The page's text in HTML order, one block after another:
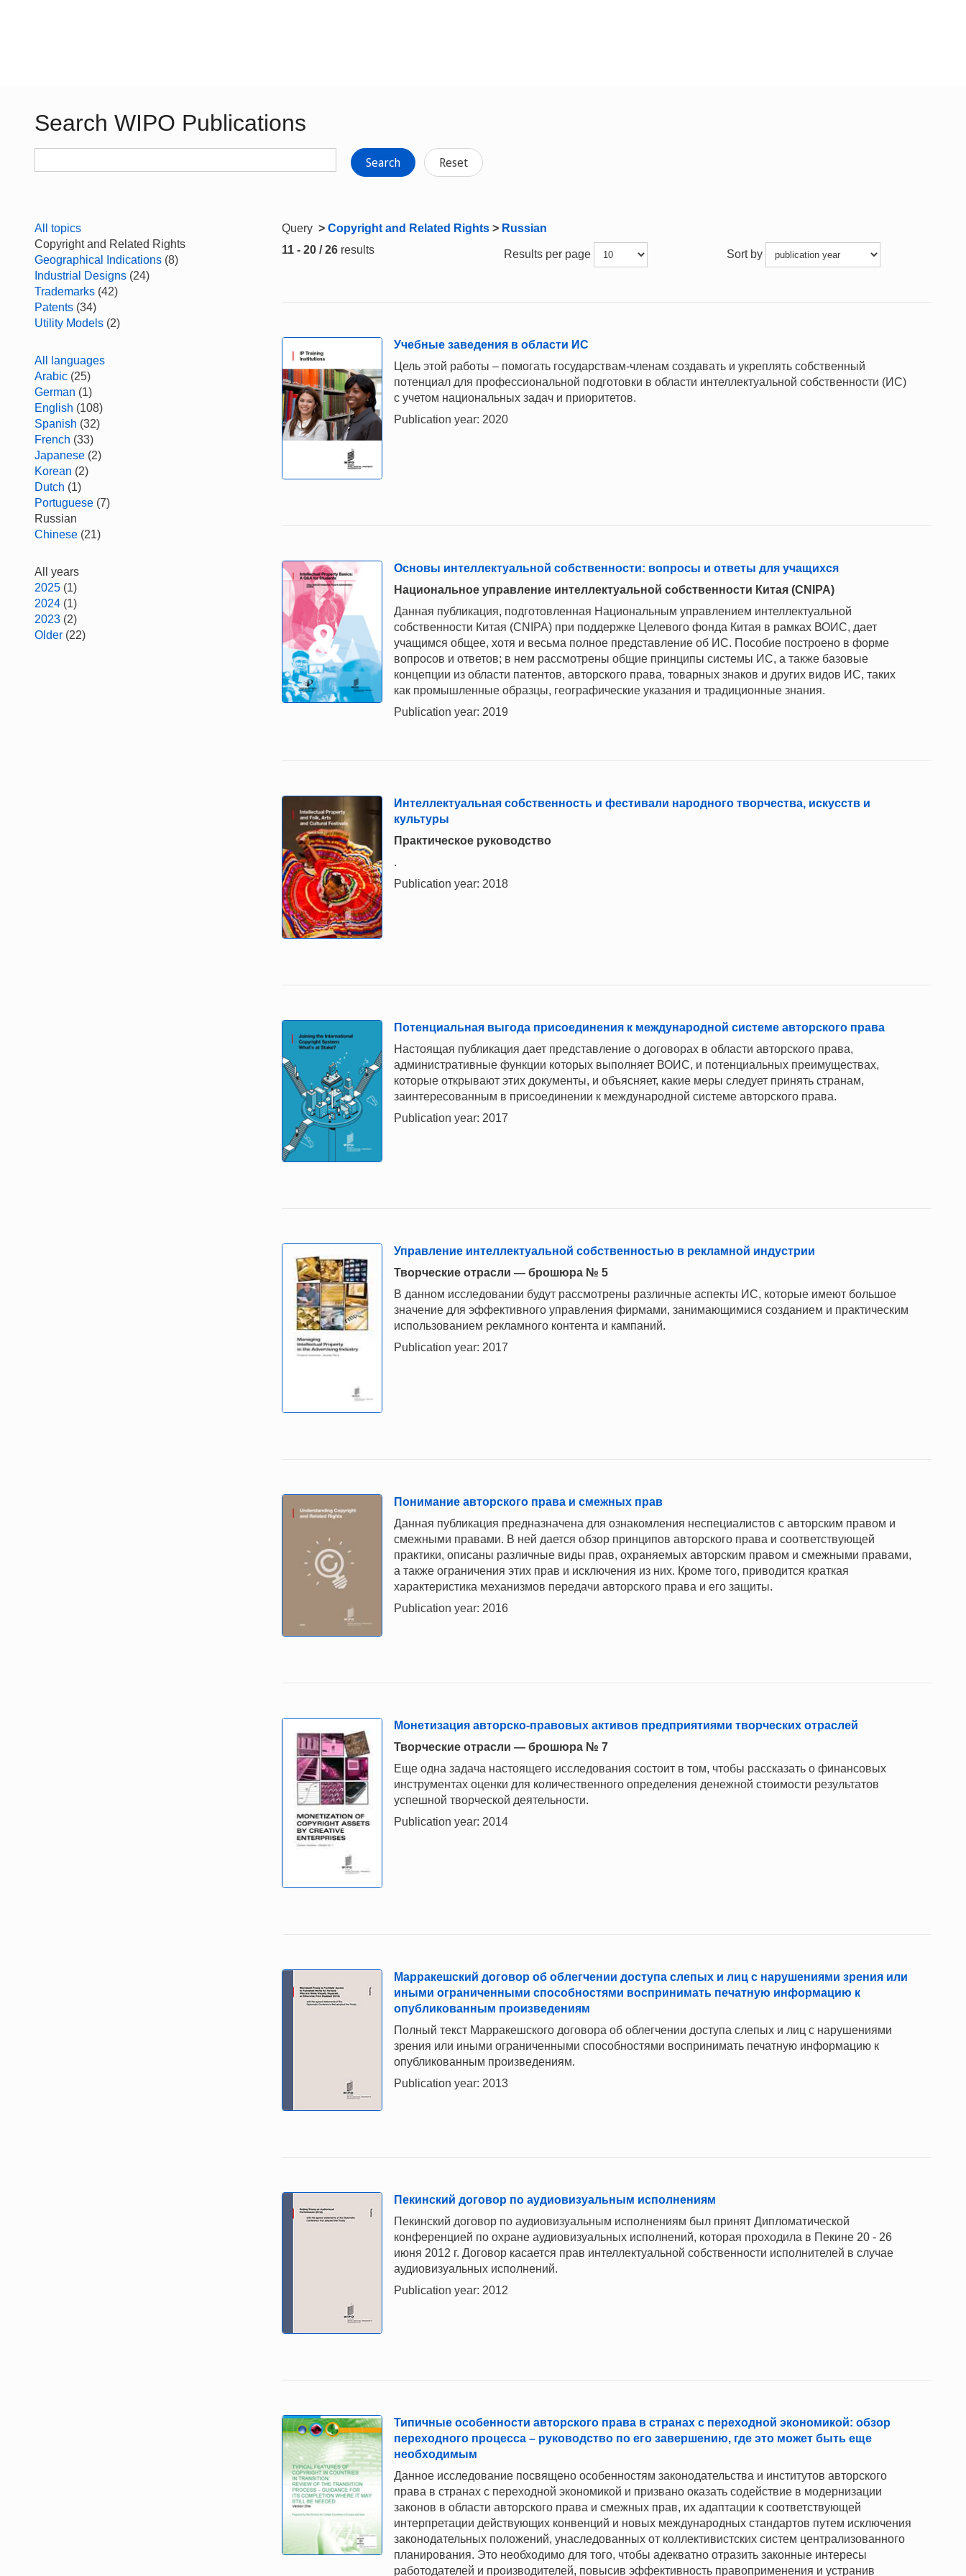
Search WIPO Publications
Search Reset
All topics
Copyright and Related Rights
Geographical Indications (8)
Industrial Designs (24)
Trademarks (42)
Patents (34)
Utility Models (2)
All languages
Arabic (25)
German (1)
English (108)
Spanish (32)
French (33)
Japanese (2)
Korean (2)
Dutch (1)
Portuguese (7)
Russian
Chinese (21)
All years
2025 (1)
2024 (1)
2023 (2)
Older (22)
Query > Copyright and Related Rights > Russian
11 - 20 / 26 results Results per page Sort by
Учебные заведения в области ИС
Цель этой работы – помогать государствам-членам создавать и укреплять собственный
потенциал для профессиональной подготовки в области интеллектуальной собственности (ИС)
с учетом национальных задач и приоритетов.
Publication year: 2020
Основы интеллектуальной собственности: вопросы и ответы для учащихся
Национальное управление интеллектуальной собственности Китая (CNIPA)
Данная публикация, подготовленная Национальным управлением интеллектуальной
собственности Китая (CNIPA) при поддержке Целевого фонда Китая в рамках ВОИС, дает
учащимся общее, хотя и весьма полное представление об ИС. Пособие построено в форме
вопросов и ответов; в нем рассмотрены общие принципы системы ИС, а также базовые
концепции из области патентов, авторского права, товарных знаков и других видов ИС, таких
как промышленные образцы, географические указания и традиционные знания.
Publication year: 2019
Интеллектуальная собственность и фестивали народного творчества, искусств и
культуры
Практическое руководство
.
Publication year: 2018
Потенциальная выгода присоединения к международной системе авторского права
Настоящая публикация дает представление о договорах в области авторского права,
административные функции которых выполняет ВОИС, и потенциальных преимуществах,
которые открывают этих документы, и объясняет, какие меры следует принять странам,
заинтересованным в присоединении к международной системе авторского права.
Publication year: 2017
Управление интеллектуальной собственностью в рекламной индустрии
Творческие отрасли — брошюра № 5
В данном исследовании будут рассмотрены различные аспекты ИС, которые имеют большое
значение для эффективного управления фирмами, занимающимися созданием и практическим
использованием рекламного контента и кампаний.
Publication year: 2017
Понимание авторского права и cмежных прав
Данная публикация предназначена для ознакомления неспециалистов с авторским правом и
смежными правами. В ней дается обзор принципов авторского права и соответствующей
практики, описаны различные виды прав, охраняемых авторским правом и смежными правами,
а также ограничения этих прав и исключения из них. Кроме того, приводится краткая
характеристика механизмов передачи авторского права и его защиты.
Publication year: 2016
Монетизация авторско-правовых активов предприятиями творческих отраслей
Творческие отрасли — брошюра № 7
Еще одна задача настоящего исследования состоит в том, чтобы рассказать о финансовых
инструментах оценки для количественного определения денежной стоимости результатов
успешной творческой деятельности.
Publication year: 2014
Марракешский договор об облегчении доступа слепых и лиц с нарушениями зрения или
иными ограниченными способностями воспринимать печатную информацию к
опубликованным произведениям
Полный текст Марракешского договора об облегчении доступа слепых и лиц с нарушениями
зрения или иными ограниченными способностями воспринимать печатную информацию к
опубликованным произведениям.
Publication year: 2013
Пекинский договор по аудиовизуальным исполнениям
Пекинский договор по аудиовизуальным исполнениям был принят Дипломатической
конференцией по охране аудиовизуальных исполнений, которая проходила в Пекине 20 - 26
июня 2012 г. Договор касается прав интеллектуальной собственности исполнителей в случае
аудиовизуальных исполнений.
Publication year: 2012
Типичные особенности авторского права в странах с переходной экономикой: обзор
переходного процесса – руководство по его завершению, где это может быть еще
необходимым
Данное исследование посвящено особенностям законодательства и институтов авторского
права в странах с переходной экономикой и призвано оказать содействие в модернизации
законов в области авторского права и смежных прав, их адаптации к соответствующей
интерпретации действующих конвенций и новых международных стандартов путем исключения
законодательных положений, унаследованных от коллективистских систем централизованного
планирования. Это необходимо для того, чтобы адекватно отразить законные интересы
работодателей и производителей, повысив эффективность правоприменения и устранив